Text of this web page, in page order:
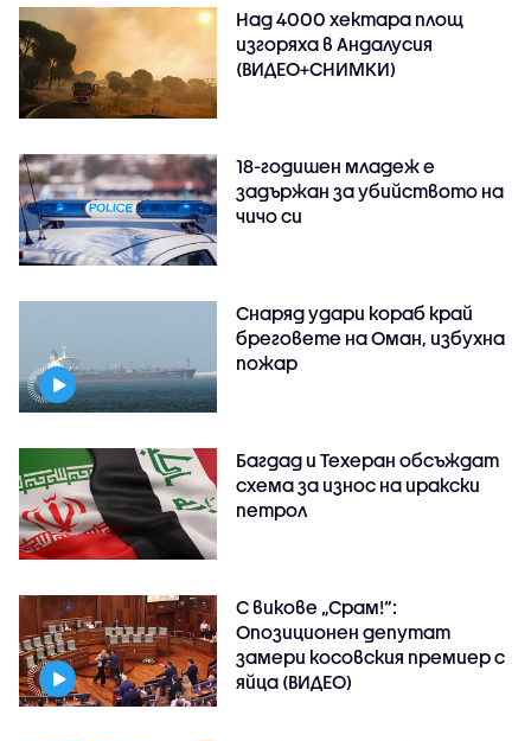
Над 4000 хектара площ
изгоряха в Андалусия
(ВИДЕО+СНИМКИ)
18-годишен младеж е
задържан за убийството на
чичо си
Снаряд удари кораб край
бреговете на Оман, избухна
пожар
Багдад и Техеран обсъждат
схема за износ на иракски
петрол
С викове „Срам!“:
Опозиционен депутат
замери косовския премиер с
яйца (ВИДЕО)